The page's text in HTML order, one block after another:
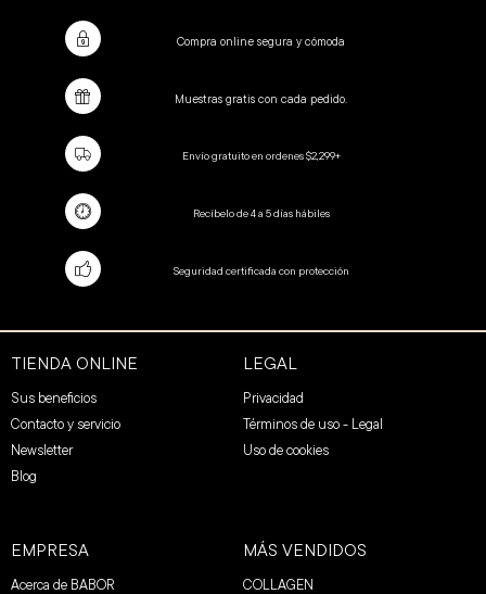
Compra online segura y cómoda
Muestras gratis con cada pedido.
Envío gratuito en ordenes $2,299+
Recíbelo de 4 a 5 días hábiles
Seguridad certificada con protección
TIENDA ONLINE
Sus beneficios
Contacto y servicio
Newsletter
Blog
LEGAL
Privacidad
Términos de uso - Legal
Uso de cookies
EMPRESA
Acerca de BABOR
MÁS VENDIDOS
COLLAGEN